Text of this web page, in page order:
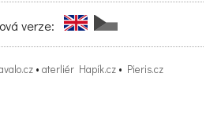
verze:
• aterliér Hapík.cz • Pieris.cz